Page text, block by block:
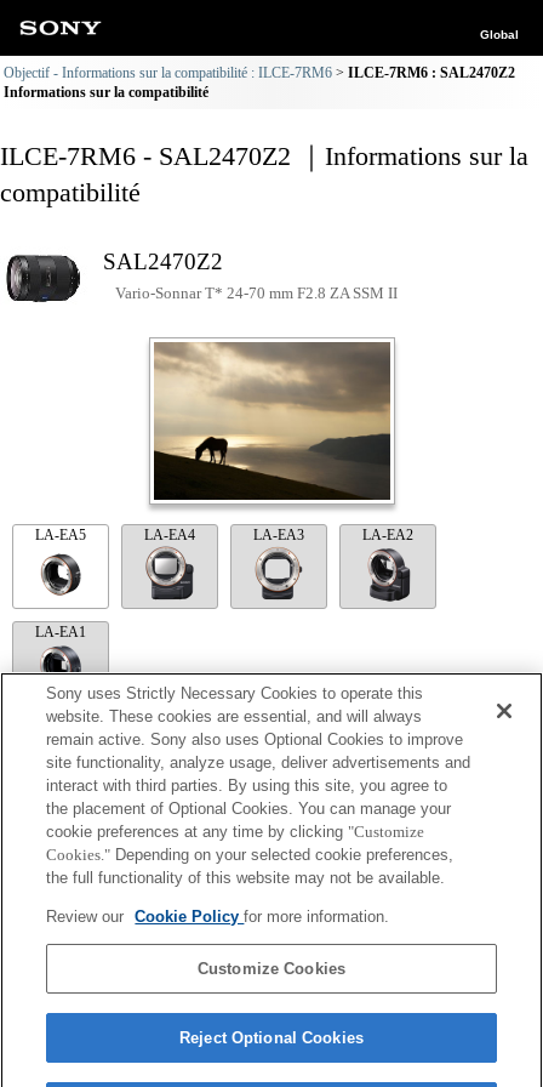
Global
Objectif - Informations sur la compatibilité : ILCE-7RM6
ILCE-7RM6 : SAL2470Z2
Informations sur la compatibilité
ILCE-7RM6 - SAL2470Z2 ｜Informations sur la
compatibilité
SAL2470Z2
Vario-Sonnar T* 24-70 mm F2.8 ZA SSM II
LA-EA5 LA-EA4 LA-EA3 LA-EA2
LA-EA1
Disponible avec une bague d'adaptation d'objectif.
Le son de fonctionnement du diaphragme est enregistré à l'aide du microphone
interne.
Outside the A (Aperture priority), S (Shutter priority), and M (Manual) modes, the
shutter speed and the aperture can not be adjusted during the movie recording.
Si vous fixez l'objectif à monture A à l'aide de l'adaptateur, la fonction d'aide à la mise
de mise au point. Vous pouvez agrandir l'image en sélectionnant la fonction [Loupe
mise pt] ou [Aide MF] sur n'importe quelle touche de "Réglag. touche perso".
L'obturateur tactile ne fonctionne pas.
Sony uses Strictly Necessary Cookies to operate this
website. These cookies are essential, and will always
remain active. Sony also uses Optional Cookies to improve
site functionality, analyze usage, deliver advertisements and
interact with third parties. By using this site, you agree to
the placement of Optional Cookies. You can manage your
cookie preferences at any time by clicking "Customize
Cookies." Depending on your selected cookie preferences,
the full functionality of this website may not be available.
Review our Cookie Policyfor more information.
Customize Cookies
Reject Optional Cookies